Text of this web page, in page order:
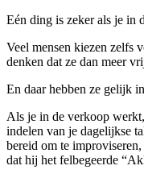
Eén ding is zeker als je in
Veel mensen kiezen zelfs
denken dat ze dan meer
En daar hebben ze gelijk
Als je in de verkoop
indelen van je dagelijkse
bereid om te
dat hij het felbegeerde